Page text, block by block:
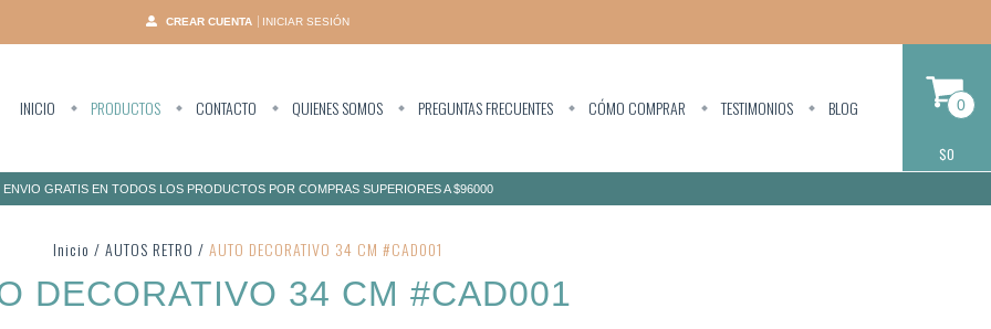
CREAR CUENTA INICIAR SESIÓN
INICIO PRODUCTOS CONTACTO QUIENES SOMOS PREGUNTAS FRECUENTES CÓMO COMPRAR TESTIMONIOS BLOG 0
$0
ENVIO GRATIS EN TODOS LOS PRODUCTOS POR COMPRAS SUPERIORES A $96000
Inicio / AUTOS RETRO / AUTO DECORATIVO 34 CM #CAD001
DECORATIVO 34 CM #CAD001